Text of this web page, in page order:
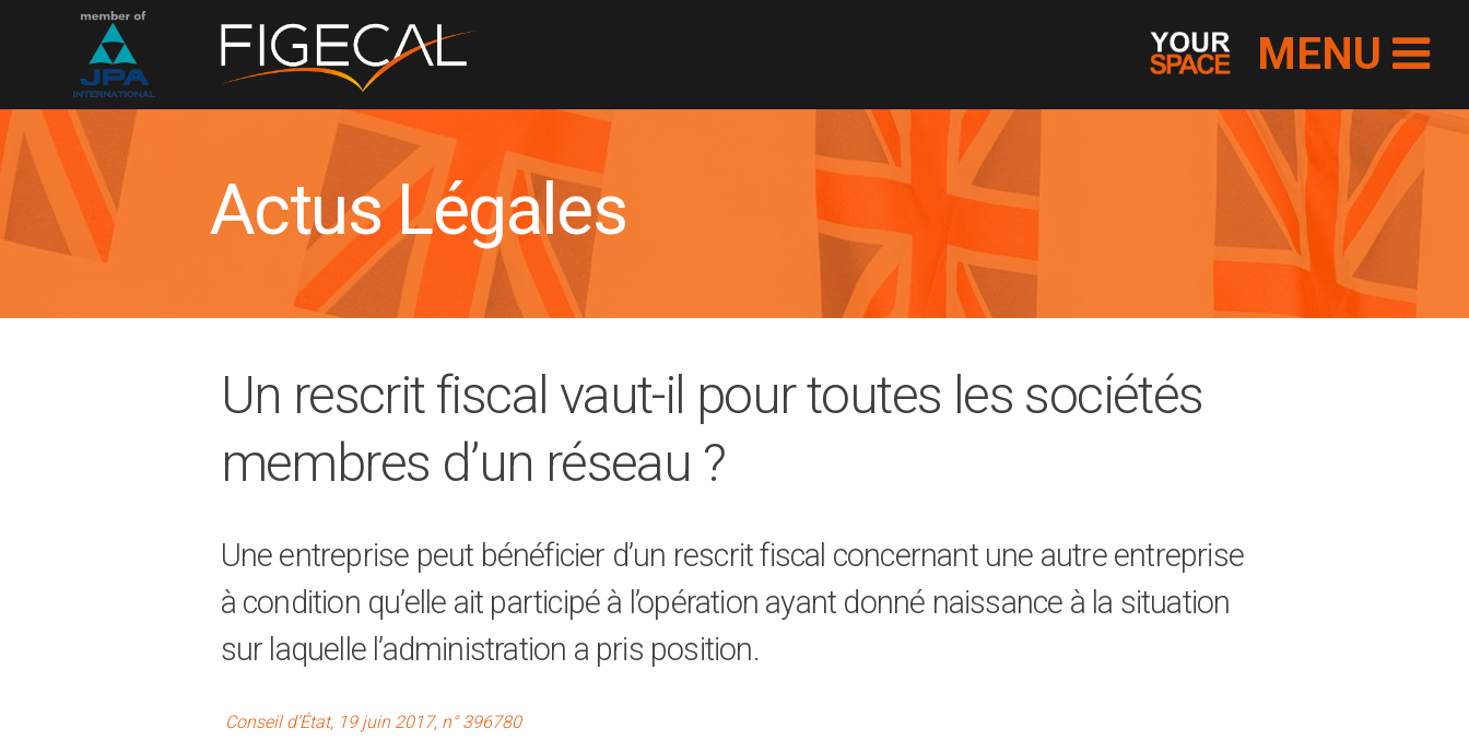
MENU
Actus Légales
Un rescrit fiscal vaut-il pour toutes les sociétés
membres d’un réseau ?
Une entreprise peut bénéficier d’un rescrit fiscal concernant une autre entreprise
à condition qu’elle ait participé à l’opération ayant donné naissance à la situation
sur laquelle l’administration a pris position.
Conseil d’État, 19 juin 2017, n° 396780